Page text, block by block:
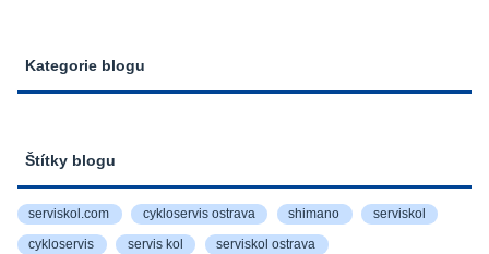
Kategorie blogu
Štítky blogu
serviskol.com cykloservis ostrava shimano serviskol
cykloservis servis kol serviskol ostrava